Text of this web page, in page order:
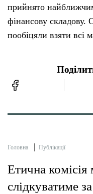
прийнято
фінансову складову.
пообіцяли взяти всі
Головна Публікації
Етична комісія
слідкуватиме